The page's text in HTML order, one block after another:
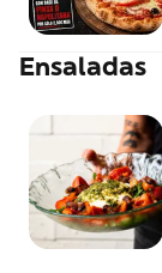
Ensaladas